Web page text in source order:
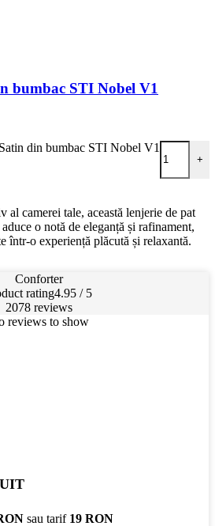
bumbac STI Nobel V1
din bumbac STI Nobel V1
+
al camerei tale, această lenjerie de pat
o notă de eleganță și rafinament,
într-o experiență plăcută și relaxantă.
Conforter
rating4.95 / 5
2078 reviews
reviews to show
sau tarif 19 RON